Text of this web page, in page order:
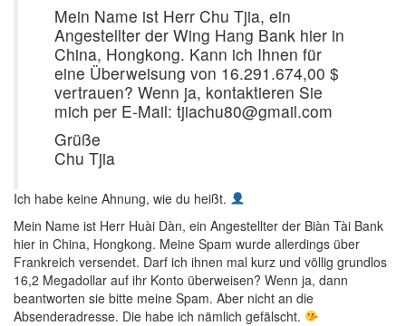
Mein Name ist Herr Chu Tjia, ein
Angestellter der Wing Hang Bank hier in
China, Hongkong. Kann ich Ihnen für
eine Überweisung von 16.291.674,00 $
vertrauen? Wenn ja, kontaktieren Sie
mich per E-Mail: tjiachu80@gmail.com
Grüße
Chu Tjia
Ich habe keine Ahnung, wie du heißt.
Mein Name ist Herr Huài Dàn, ein Angestellter der Biàn Tài Bank
hier in China, Hongkong. Meine Spam wurde allerdings über
Frankreich versendet. Darf ich ihnen mal kurz und völlig grundlos
16,2 Megadollar auf ihr Konto überweisen? Wenn ja, dann
beantworten sie bitte meine Spam. Aber nicht an die
Absenderadresse. Die habe ich nämlich gefälscht.